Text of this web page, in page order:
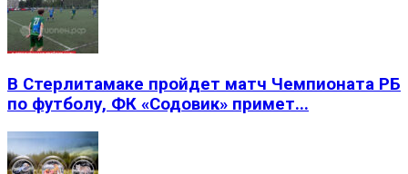
В Стерлитамаке пройдет матч Чемпионата РБ
по футболу, ФК «Содовик» примет...